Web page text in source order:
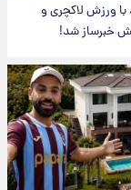
با ورزش لاکچری و
خبرساز شد!